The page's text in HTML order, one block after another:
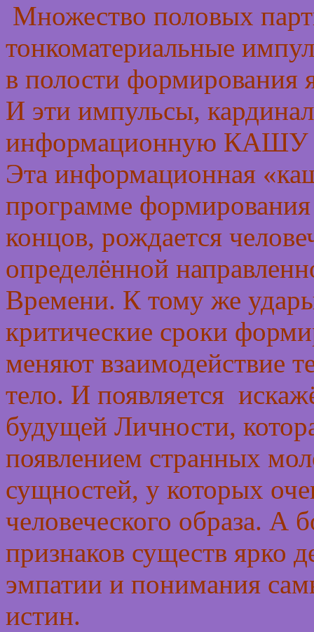
Множество половых
тонкоматериальные
в полости формирования
И эти импульсы,
информационную КАШУ
Эта информационная
программе
концов, рождается
определённой
Времени. К тому же
критические сроки
меняют взаимодействие
тело. И появляется
будущей Личности,
появлением странных
сущностей, у которых
человеческого образа. А
признаков существ
эмпатии и понимания
истин.